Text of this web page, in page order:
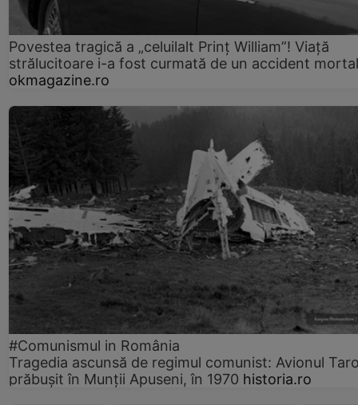
Povestea tragică a „celuilalt Prinț William”! Viață
strălucitoare i-a fost curmată de un accident mortal
okmagazine.ro
#Comunismul in România
Tragedia ascunsă de regimul comunist: Avionul
prăbușit în Munții Apuseni, în 1970 historia.ro